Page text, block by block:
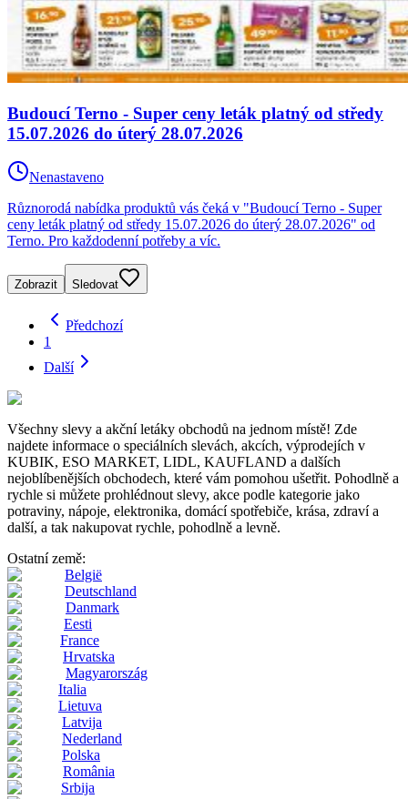
Budoucí Terno - Super ceny leták platný od středy
15.07.2026 do úterý 28.07.2026
Nenastaveno
Různorodá nabídka produktů vás čeká v "Budoucí Terno - Super
ceny leták platný od středy 15.07.2026 do úterý 28.07.2026" od
Terno. Pro každodenní potřeby a víc.
Zobrazit Sledovat
Předchozí
1
Další
Všechny slevy a akční letáky obchodů na jednom místě! Zde
najdete informace o speciálních slevách, akcích, výprodejích v
KUBIK, ESO MARKET, LIDL, KAUFLAND a dalších
nejoblíbenějších obchodech, které vám pomohou ušetřit. Pohodlně a
rychle si můžete prohlédnout slevy, akce podle kategorie jako
potraviny, nápoje, elektronika, domácí spotřebiče, krása, zdraví a
další, a tak nakupovat rychle, pohodlně a levně.
Ostatní země:
België
Deutschland
Danmark
Eesti
France
Hrvatska
Magyarország
Italia
Lietuva
Latvija
Nederland
Polska
România
Srbija